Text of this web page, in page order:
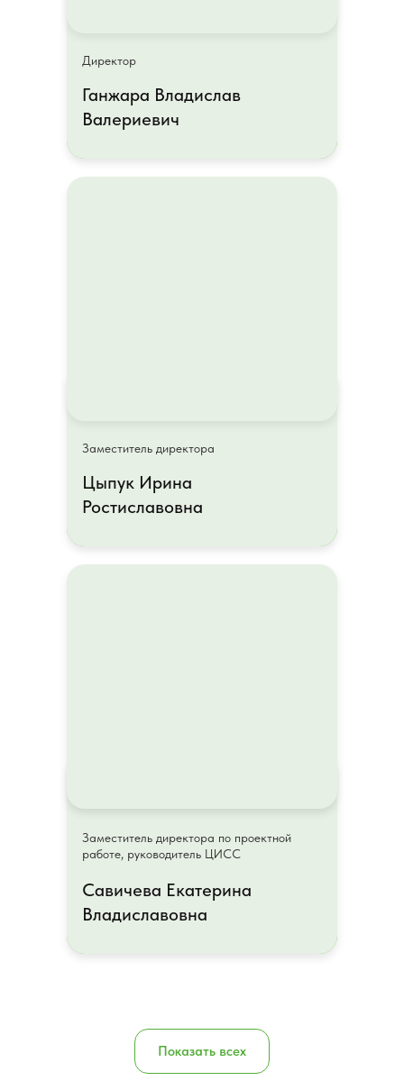
Заместитель директора по проектной
работе, руководитель ЦИСС
Заместитель директора по проектной
работе, руководитель ЦИСС
Савичева Екатерина
Владиславовна
Савичева Екатерина
Владиславовна
Заместитель директора
Заместитель директора
Цыпук Ирина
Ростиславовна
Цыпук Ирина
Ростиславовна
Директор
Директор
Ганжара Владислав
Валериевич
Ганжара Владислав
Валериевич
Показать всех